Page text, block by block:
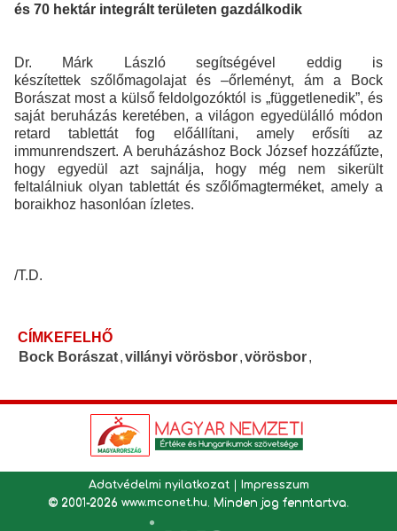
és 70 hektár integrált területen gazdálkodik
Dr. Márk László segítségével eddig is
készítettek szőlőmagolajat és –őrleményt, ám a Bock
Borászat most a külső feldolgozóktól is „függetlenedik”, és
saját beruházás keretében, a világon egyedülálló módon
retard tablettát fog előállítani, amely erősíti az
immunrendszert. A beruházáshoz Bock József hozzáfűzte,
hogy egyedül azt sajnálja, hogy még nem sikerült
feltalálniuk olyan tablettát és szőlőmagterméket, amely a
boraikhoz hasonlóan ízletes.
/T.D.
CÍMKEFELHŐ
Bock Borászat,villányi vörösbor,vörösbor,
Adatvédelmi nyilatkozat| Impresszum
© 2001-2026 www.mconet.hu . Minden jog fenntartva.